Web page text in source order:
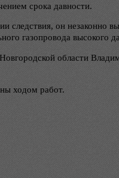
срока давности.
он незаконно
газопровода высокого
области
ходом работ.